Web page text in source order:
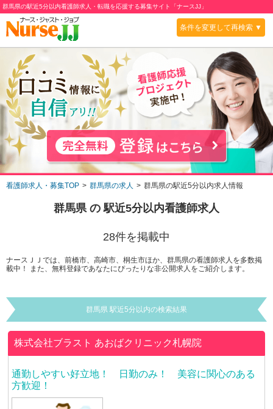
群馬県の駅近5分以内看護師求人・転職を応援する募集サイト「ナースJJ」
条件を変更して再検索 ▼
看護師求人・募集TOP 群馬県の求人 群馬県の駅近5分以内求人情報
群馬県の駅近5分以内看護師求人
28件を掲載中
ナースＪＪでは、前橋市、高崎市、桐生市ほか、群馬県の看護師求人を多数掲
載中！ また、無料登録であなたにぴったりな非公開求人をご紹介します。
群馬県 駅近5分以内の検索結果
株式会社ブラスト あおばクリニック札幌院
通勤しやすい好立地！ 日勤のみ！ 美容に関心のある
方歓迎！